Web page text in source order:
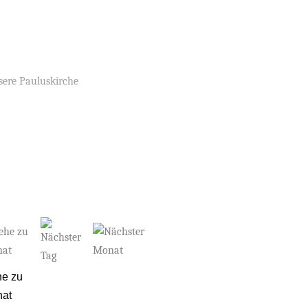
Pauluskirche
zu